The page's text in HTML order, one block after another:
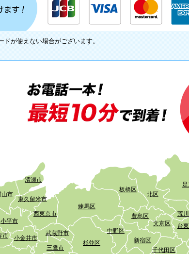
が使えない場合がございます。
荒
台
北区
文京区
板橋区
豊島区
新宿区
千代田区
練馬区
中野区
杉並区
三鷹市
武蔵野市
西東京市
清瀬市
東久留米市
小金井市
山市
小平市
市